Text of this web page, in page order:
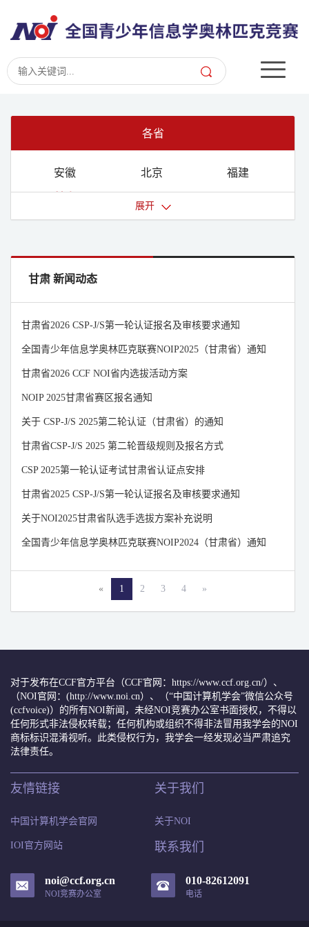
各省
安徽 北京 福建
贵州 海南 河北
湖南
山东 山西 陕西
上海 四川 天津
新疆 浙江
宁夏 云南
香港 青海
台湾
展开
甘肃 新闻动态
甘肃省2026 CSP-J/S第一轮认证报名及审核要求通知
全国青少年信息学奥林匹克联赛NOIP2025（甘肃省）通知
⽢肃省2026 CCF NOI省内选拔活动⽅案
NOIP 2025甘肃省赛区报名通知
关于 CSP-J/S 2025第二轮认证（甘肃省）的通知
甘肃省CSP-J/S 2025 第二轮晋级规则及报名方式
CSP 2025第一轮认证考试甘肃省认证点安排
甘肃省2025 CSP-J/S第一轮认证报名及审核要求通知
关于NOI2025甘肃省队选手选拔方案补充说明
全国青少年信息学奥林匹克联赛NOIP2024（甘肃省）通知
« 1 2 3 4 »
对于发布在CCF官方平台（CCF官网：https://www.ccf.org.cn/）、
（NOI官网：(http://www.noi.cn）、（“中国计算机学会”微信公众号
(ccfvoice)）的所有NOI新闻，未经NOI竞赛办公室书面授权，不得以
任何形式非法侵权转载；任何机构或组织不得非法冒用我学会的NOI
商标标识混淆视听。此类侵权行为，我学会一经发现必当严肃追究
法律责任。
友情链接
中国计算机学会官网
IOI官方网站
关于我们
关于NOI
联系我们
noi@ccf.org.cn
NOI竞赛办公室
010-82612091
电话